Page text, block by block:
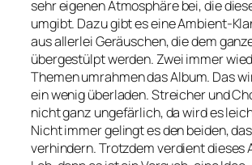
sehr eigenen Atmosphäre bei, die
umgibt. Dazu gibt es eine Ambient-
aus allerlei Geräuschen, die dem
übergestülpt werden. Zwei immer
Themen umrahmen das Album. Das
ein wenig überladen. Streicher und
nicht ganz ungefärlich, da wird es
Nicht immer gelingt es den beiden,
verhindern. Trotzdem verdient dieses